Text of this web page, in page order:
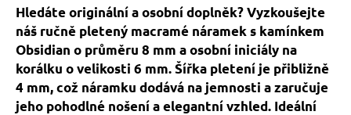
5
hvězdiček.
Hledáte originální a osobní doplněk? Vyzkoušejte
náš ručně pletený macramé náramek s kamínkem
Obsidian o průměru 8 mm a osobní iniciály na
korálku o velikosti 6 mm. Šířka pletení je přibližně
4 mm, což náramku dodává na jemnosti a zaručuje
jeho pohodlné nošení a elegantní vzhled. Ideální
HLEDAT